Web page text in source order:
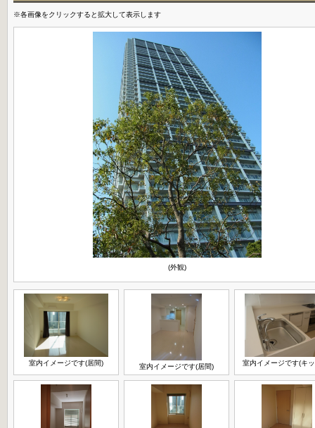
※各画像をクリックすると拡大して表示します
(外観)
室内イメージです(居間) 室内イメージです(居間) 室内イメージです(キ